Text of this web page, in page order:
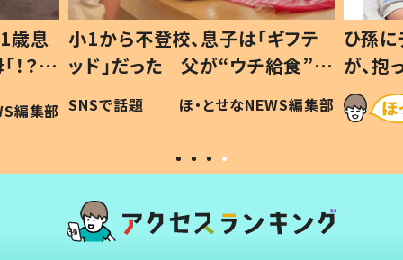
歳息
？」
編集部
小1から不登校、息子は「ギフテ
ッド」だった 父が“ウチ給食”を
作り続ける理由とは #令和の親
#令和の子
SNSで話題 ほ・とせなNEWS編集部
ひ孫
が、
「涙が
い」